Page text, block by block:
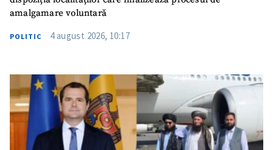
amalgamare voluntară
POLITIC 4 august 2026, 10:17